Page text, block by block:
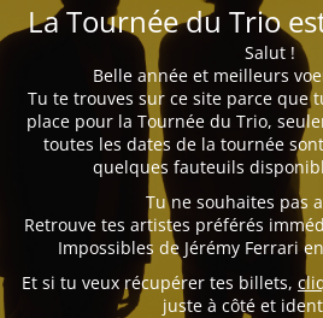
La Tournée du Trio
Salut !
Belle année et meilleurs
Tu te trouves sur ce site parce que
place pour la Tournée du Trio,
toutes les dates de la tournée
quelques fauteuils
Tu ne souhaites pas
Retrouve tes artistes préférés
Impossibles de Jérémy Ferrari
Et si tu veux récupérer tes billets,
juste à côté et